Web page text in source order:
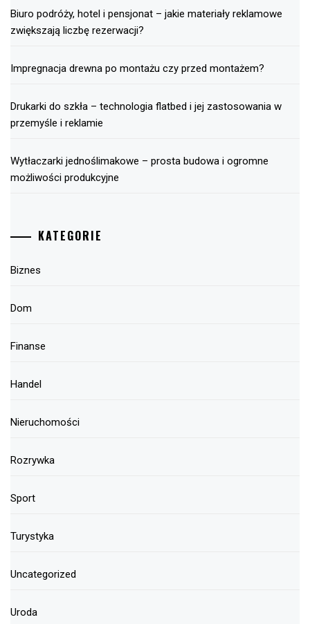
Biuro podróży, hotel i pensjonat – jakie materiały reklamowe
zwiększają liczbę rezerwacji?
Impregnacja drewna po montażu czy przed montażem?
Drukarki do szkła – technologia flatbed i jej zastosowania w
przemyśle i reklamie
Wytłaczarki jednoślimakowe – prosta budowa i ogromne
możliwości produkcyjne
KATEGORIE
Biznes
Dom
Finanse
Handel
Nieruchomości
Rozrywka
Sport
Turystyka
Uncategorized
Uroda